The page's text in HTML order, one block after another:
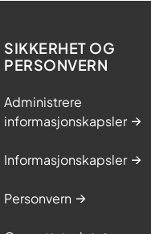
SIKKERHET OG
PERSONVERN
Administrere
informasjonskapsler
Informasjonskapsler
Personvern